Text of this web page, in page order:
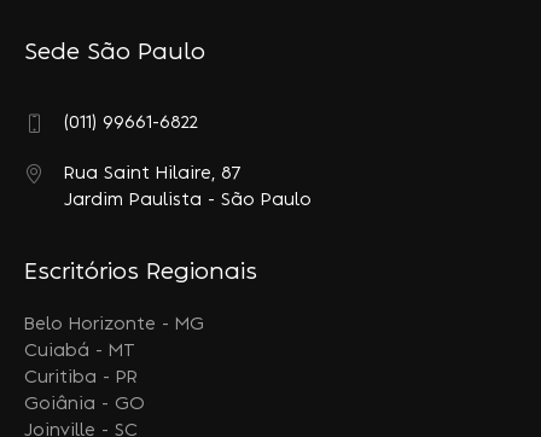
Sede São Paulo
(011) 99661-6822
Rua Saint Hilaire, 87
Jardim Paulista - São Paulo
Escritórios Regionais
Belo Horizonte - MG
Cuiabá - MT
Curitiba - PR
Goiânia - GO
Joinville - SC